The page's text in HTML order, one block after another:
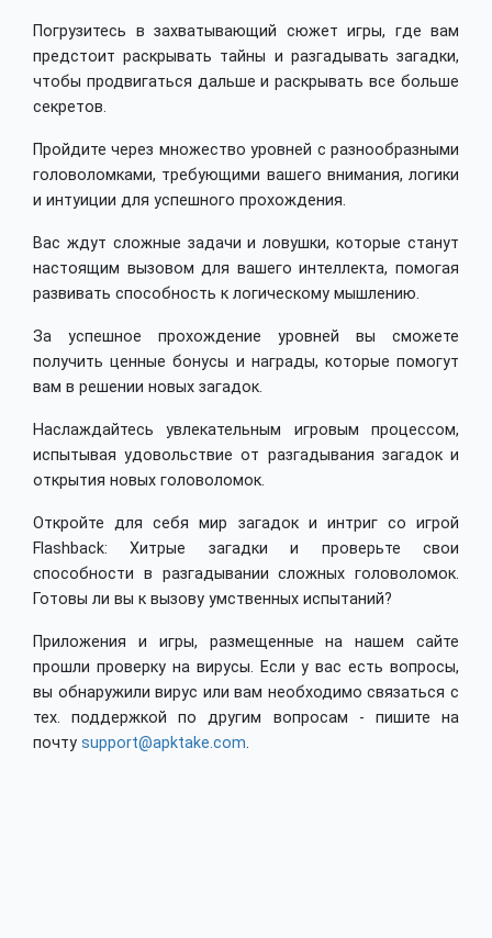
Погрузитесь в захватывающий сюжет игры, где вам
предстоит раскрывать тайны и разгадывать загадки,
чтобы продвигаться дальше и раскрывать все больше
секретов.
Пройдите через множество уровней с разнообразными
головоломками, требующими вашего внимания, логики
и интуиции для успешного прохождения.
Вас ждут сложные задачи и ловушки, которые станут
настоящим вызовом для вашего интеллекта, помогая
развивать способность к логическому мышлению.
За успешное прохождение уровней вы сможете
получить ценные бонусы и награды, которые помогут
вам в решении новых загадок.
Наслаждайтесь увлекательным игровым процессом,
испытывая удовольствие от разгадывания загадок и
открытия новых головоломок.
Откройте для себя мир загадок и интриг со игрой
Flashback: Хитрые загадки и проверьте свои
способности в разгадывании сложных головоломок.
Готовы ли вы к вызову умственных испытаний?
Приложения и игры, размещенные на нашем сайте
прошли проверку на вирусы. Если у вас есть вопросы,
вы обнаружили вирус или вам необходимо связаться с
тех. поддержкой по другим вопросам - пишите на
почту support@apktake.com.